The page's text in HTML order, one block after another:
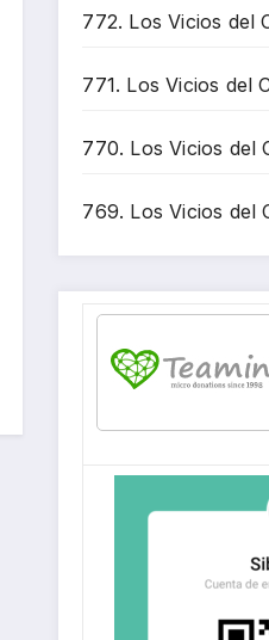
772. Los Vicios del
771. Los Vicios del
770. Los Vicios del
769. Los Vicios del